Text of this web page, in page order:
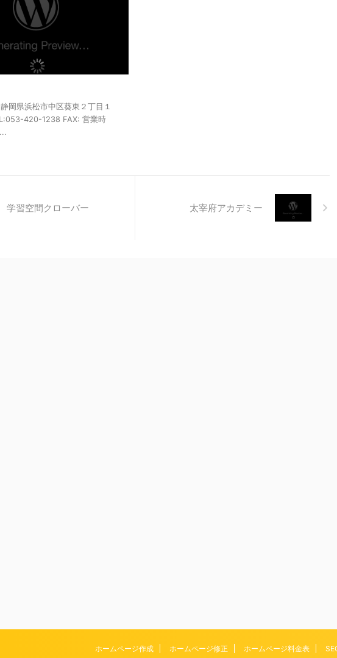
岡県浜松市中区葵東２丁目１
420-1238 FAX: 営業時
学習空間クローバー 太宰府アカデミー
ホームページ作成 ホームページ修正 ホームページ料金表